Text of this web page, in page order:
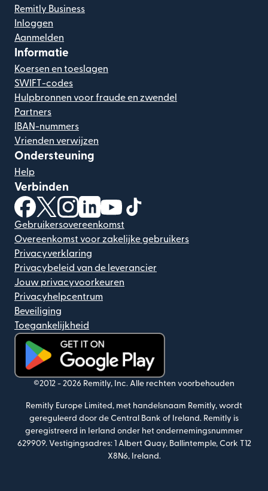
Remitly Business
Inloggen
Aanmelden
Informatie
Koersen en toeslagen
SWIFT-codes
Hulpbronnen voor fraude en zwendel
Partners
IBAN-nummers
Vrienden verwijzen
Ondersteuning
Help
Verbinden
(wordt geopend in een nieuw venster)
(wordt geopend in een nieuw venster)
(wordt geopend in een nieuw venster)
(wordt geopend in een nieuw venster)
(wordt geopend in een nieuw
Gebruikersovereenkomst
Overeenkomst voor zakelijke gebruikers
Privacyverklaring
Privacybeleid van de leverancier
Jouw privacyvoorkeuren
Privacyhelpcentrum
Beveiliging
Toegankelijkheid
(wordt geopend in een nieuw venster)
©2012 - 2026 Remitly, Inc. Alle rechten voorbehouden
Remitly Europe Limited, met handelsnaam Remitly, wordt
gereguleerd door de Central Bank of Ireland. Remitly is
geregistreerd in Ierland onder het ondernemingsnummer
629909. Vestigingsadres: 1 Albert Quay, Ballintemple, Cork T12
X8N6, Ireland.